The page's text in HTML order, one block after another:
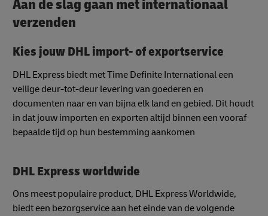
Aan de slag gaan met internationaal
verzenden
Kies jouw DHL import- of exportservice
DHL Express biedt met Time Definite International een
veilige deur-tot-deur levering van goederen en
documenten naar en van bijna elk land en gebied. Dit houdt
in dat jouw importen en exporten altijd binnen een vooraf
bepaalde tijd op hun bestemming aankomen
DHL Express worldwide
Ons meest populaire product, DHL Express Worldwide,
biedt een bezorgservice aan het einde van de volgende